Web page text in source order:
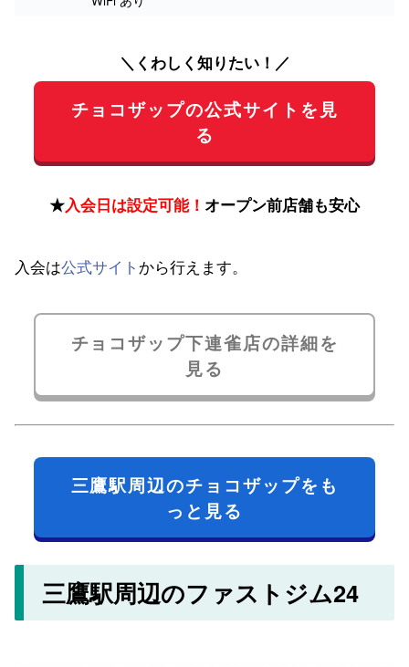
＼くわしく知りたい！／
チョコザップの公式サイトを見
る
★入会日は設定可能！ オープン前店舗も安心
入会は公式サイト から行えます。
チョコザップ下連雀店の詳細を
見る
三鷹駅周辺のチョコザップをも
っと見る
三鷹駅周辺のファストジム24